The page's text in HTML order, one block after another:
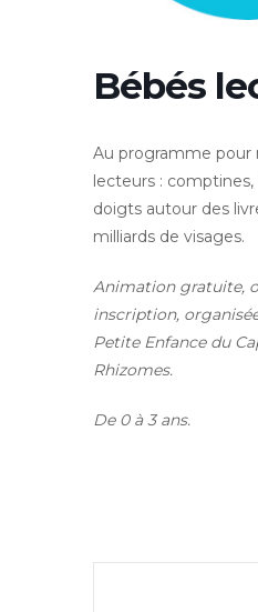
Bébés
Au programme pour
lecteurs :
doigts autour des
milliards de visages.
Animation gratuite,
inscription,
Petite Enfance du
Rhizomes.
De 0 à 3 ans.